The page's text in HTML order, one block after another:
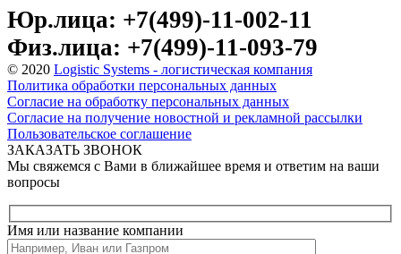
Юр.лица: +7(499)-11-002-11
Физ.лица: +7(499)-11-093-79
© 2020 Logistic Systems - логистическая компания
Политика обработки персональных данных
Согласие на обработку персональных данных
Согласие на получение новостной и рекламной рассылки
Пользовательское соглашение
ЗАКАЗАТЬ ЗВОНОК
Мы свяжемся с Вами в ближайшее время и ответим на ваши
вопросы
Имя или название компании